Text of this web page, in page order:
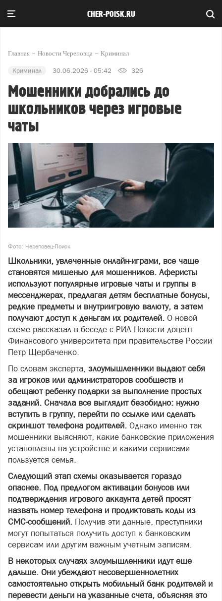
CHER-POISK.RU
Главная Новости Череповца Криминал
Криминал 30.06.2026 - 05:42 326
Мошенники добрались до
школьников через игровые
чаты
Фото: Череповец-Поиск
Школьники, увлеченные онлайн-играми, все чаще
становятся мишенью для мошенников. Аферисты
используют популярные игровые чаты и группы в
мессенджерах, предлагая детям бесплатные бонусы,
редкие предметы и внутриигровую валюту, а затем
получают доступ к деньгам их родителей. О новой
схеме рассказал в беседе с РИА Новости доцент
Финансового университета при правительстве России
Петр Щербаченко.
По словам эксперта, злоумышленники выдают себя
за игроков или администраторов сообществ и
обещают ребенку подарки за выполнение простых
заданий. Сначала все выглядит безобидно: нужно
вступить в группу, перейти по ссылке или сделать
скриншот телефона родителей. Однако именно так
мошенники выясняют, какие банковские приложения
установлены на устройстве и какими сервисами
пользуется семья.
Следующий этап схемы оказывается гораздо
опаснее. Под предлогом активации бонусов или
подтверждения игрового аккаунта детей просят
назвать номер телефона и продиктовать коды из
СМС-сообщений. Получив эти данные, преступники
могут попытаться получить доступ к банковским
сервисам или другим важным учетным записям.
В некоторых случаях злоумышленники идут еще
дальше. Они убеждают несовершеннолетних
самостоятельно открыть мобильный банк родителей и
перевести деньги на указанные счета, объясняя это